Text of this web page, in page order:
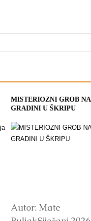
MISTERIOZNI GROB NA
GRADINI U ŠKRIPU
Autor: Mate